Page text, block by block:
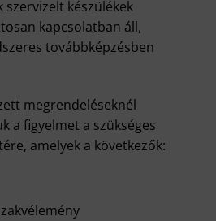
szervizelt készülékek
kapcsolatban áll,
továbbképzésben
megrendeléseknél
a figyelmet a szükséges
amelyek a következők: